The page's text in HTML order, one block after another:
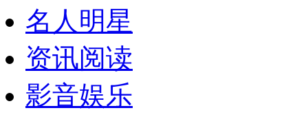
名人明星
资讯阅读
影音娱乐